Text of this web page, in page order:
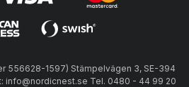
556628-1597) Stämpelvägen 3, SE-394
info@nordicnest.se Tel. 0480 - 44 99 20